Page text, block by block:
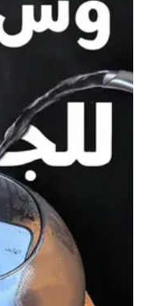
قم بتنزيل Brawlhalla من متجر PlayStation